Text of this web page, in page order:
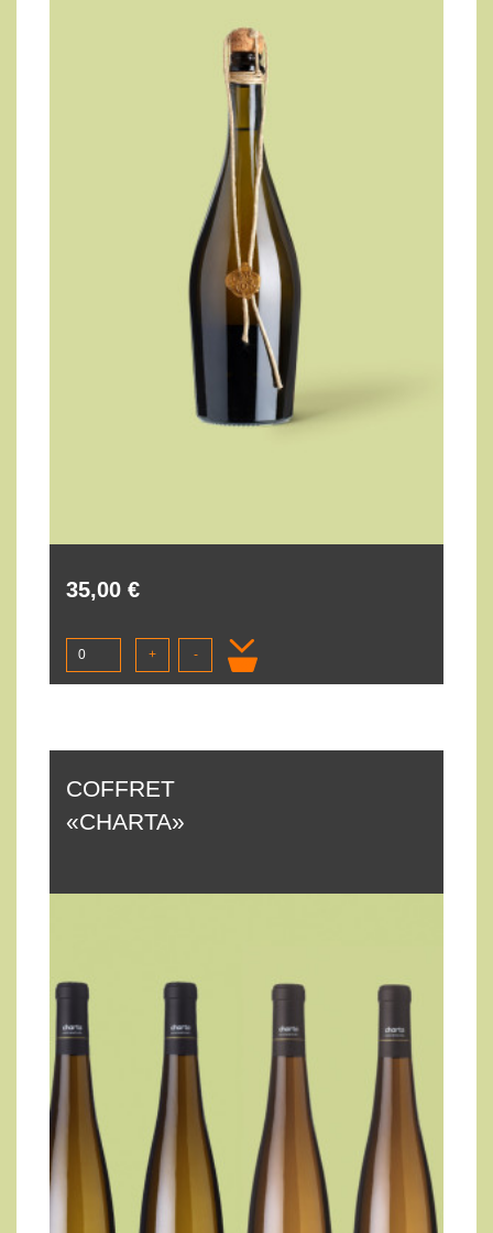
35,00 €
+ -
COFFRET
«CHARTA»